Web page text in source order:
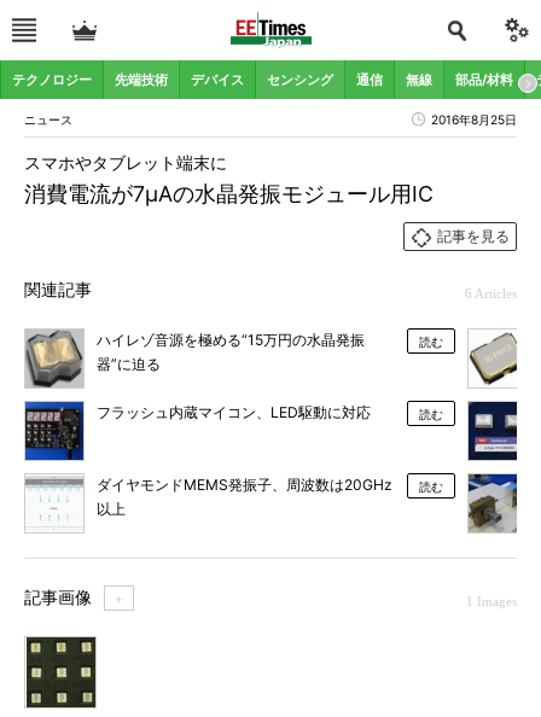
テクノロジー 先端技術 デバイス センシング 通信 無線 部品/材料
ニュース 2016年8月25日
消費電流が7μAの水晶発振モジュール用IC
スマホやタブレット端末に
記事を見る
関連記事 6 Articles
ハイレゾ音源を極める“15万円の水晶発振
器”に迫る
読む
フラッシュ内蔵マイコン、LED駆動に対応 読む
ダイヤモンドMEMS発振子、周波数は20GHz
以上
読む
記事画像 ＋ 1 Images